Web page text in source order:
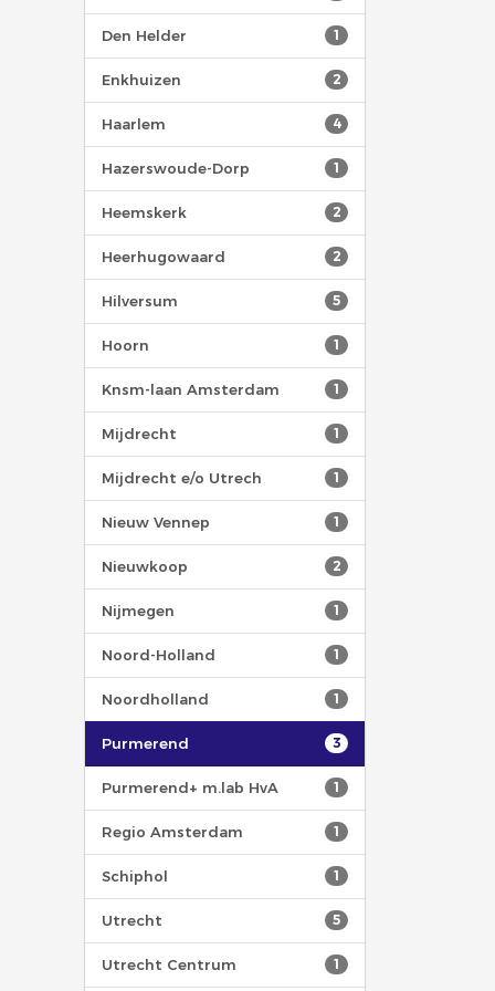
1
Den Helder
2
Enkhuizen
4
Haarlem
1
Hazerswoude-Dorp
2
Heemskerk
2
Heerhugowaard
5
Hilversum
1
Hoorn
1
Knsm-laan Amsterdam
1
Mijdrecht
1
Mijdrecht e/o Utrech
1
Nieuw Vennep
2
Nieuwkoop
1
Nijmegen
1
Noord-Holland
1
Noordholland
3
Purmerend
1
Purmerend+ m.lab HvA
1
Regio Amsterdam
1
Schiphol
5
Utrecht
1
Utrecht Centrum